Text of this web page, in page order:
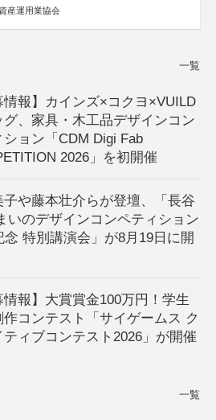
産運用業協会
一覧
情報】カインズ×コクヨ×VUILD
グ、家具・木工品デザインコン
ション「CDM Digi Fab
2026」を初開催
子や藤本壮介らが登壇、「長谷
いのデザインコンペティション
念 特別講演会」が8月19日に開
情報】大賞賞金100万円！学生
作コンテスト「サイゲームス ク
ティブコンテスト2026」が開催
一覧